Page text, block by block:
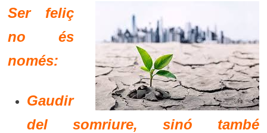
Ser feliç
no és
només:
Gaudir
del somriure, sinó també